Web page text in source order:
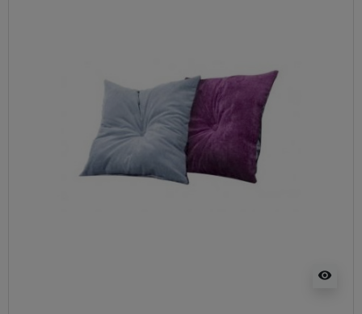
visibility